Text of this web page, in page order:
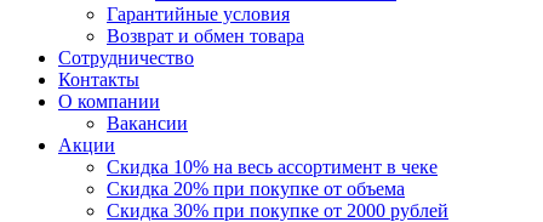
Гарантийные условия
Возврат и обмен товара
Сотрудничество
Контакты
О компании
Вакансии
Акции
Скидка 10% на весь ассортимент в чеке
Скидка 20% при покупке от объема
Скидка 30% при покупке от 2000 рублей